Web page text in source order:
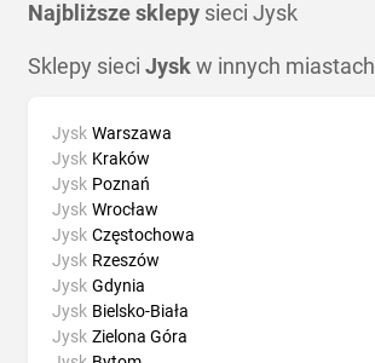
Najbliższe sklepy sieci Jysk
Sklepy sieci Jysk w innych miastach
Jysk Warszawa
Jysk Kraków
Jysk Poznań
Jysk Wrocław
Jysk Częstochowa
Jysk Rzeszów
Jysk Gdynia
Jysk Bielsko-Biała
Jysk Zielona Góra